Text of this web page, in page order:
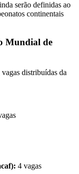
serão definidas ao
continentais
Mundial de
vagas distribuídas da
4 vagas